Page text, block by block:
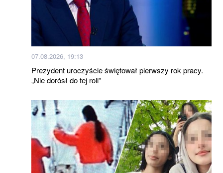
07.08.2026, 19:13
Prezydent uroczyście świętował pierwszy rok pracy.
„Nie dorósł do tej roli”